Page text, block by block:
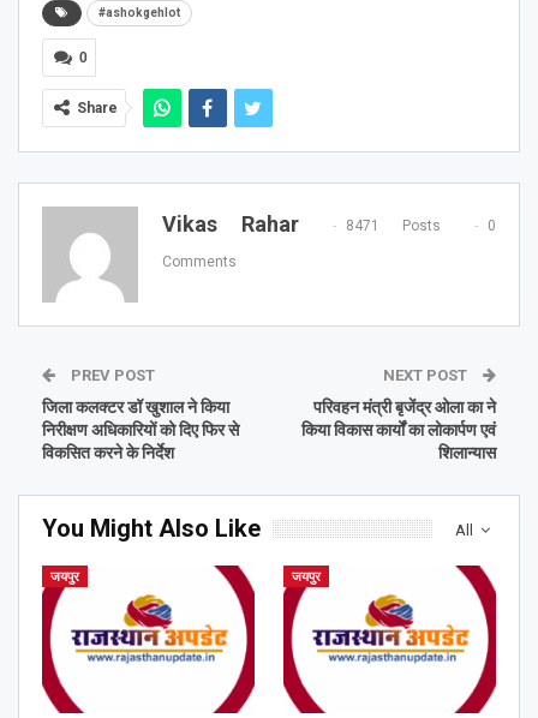
#ashokgehlot
0
Share
Vikas Rahar 8471 Posts 0
Comments
PREV POST
जिला कलक्टर डॉ खुशाल ने किया
निरीक्षण अधिकारियों को दिए फिर से
विकसित करने के निर्देश
NEXT POST
परिवहन मंत्री बृजेंद्र ओला का ने
किया विकास कार्यों का लोकार्पण एवं
शिलान्यास
All
You Might Also Like
जयपुर जयपुर